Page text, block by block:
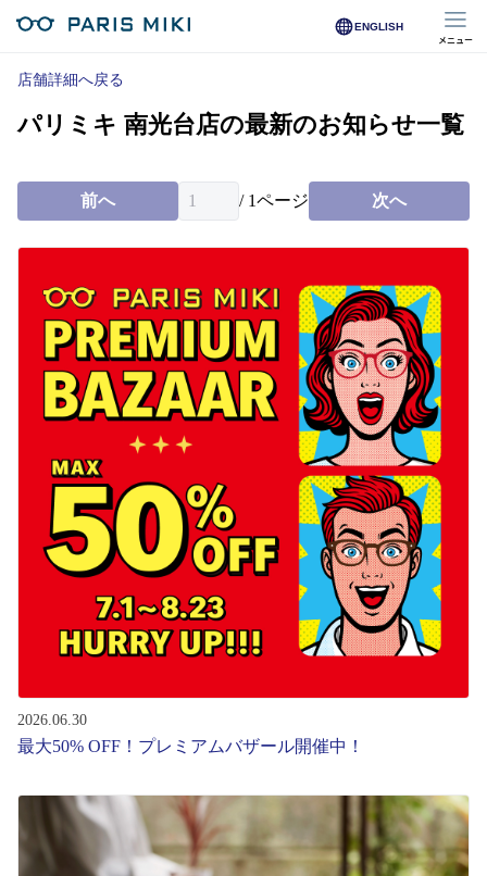
ENGLISH
メニュー
マイページ
Opera Club会員
オンラインショップ会員
店舗を探す
店舗検索/来店予約
商品を探す
メガネ
レンズ
サングラス
コンタクトレンズ
グッズ・小物
ブランドを探す
店舗詳細へ戻る
パリミキ 南光台店の最新のお知らせ一覧
前へ / 1ページ 次へ
2026.06.30
最大50% OFF！プレミアムバザール開催中！